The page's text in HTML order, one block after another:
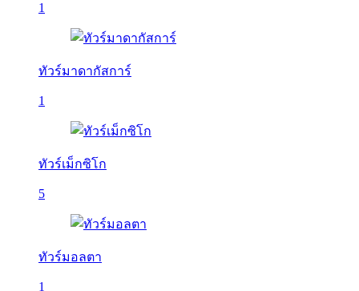
1
ทัวร์มาดากัสการ์
1
ทัวร์เม็กซิโก
5
ทัวร์มอลตา
1